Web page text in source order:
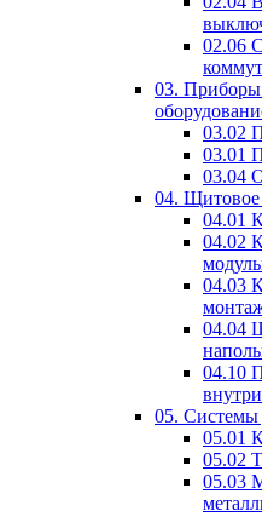
02.06
03. Приборы
03.02
03.01
03.04
04. Щитовое
04.01
04.02
04.03
04.04
04.10
05. Системы
05.01
05.02
05.03